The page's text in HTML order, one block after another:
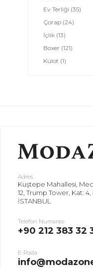
Ev Terliği (35)
Çorap (24)
İçlik (13)
Boxer (121)
Külot (1)
Adres
Kuştepe Mahallesi,
12, Trump Tower, Kat: 4,
İSTANBUL
Telefon Numarası
+90 212 383 32
E-Posta